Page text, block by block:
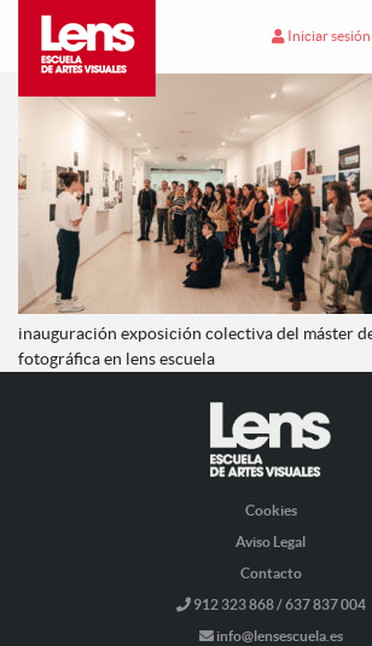
Iniciar sesión
inauguración exposición colectiva del máster
fotográfica en lens escuela
Cookies
Aviso Legal
Contacto
912 323 868 / 637 837 004
info@lensescuela.es